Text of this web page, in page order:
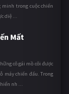
minh trong cuộc chiến
diệ ...
Mất
cô gái mồ côi được
máy chiến đấu. Trong
nh ...